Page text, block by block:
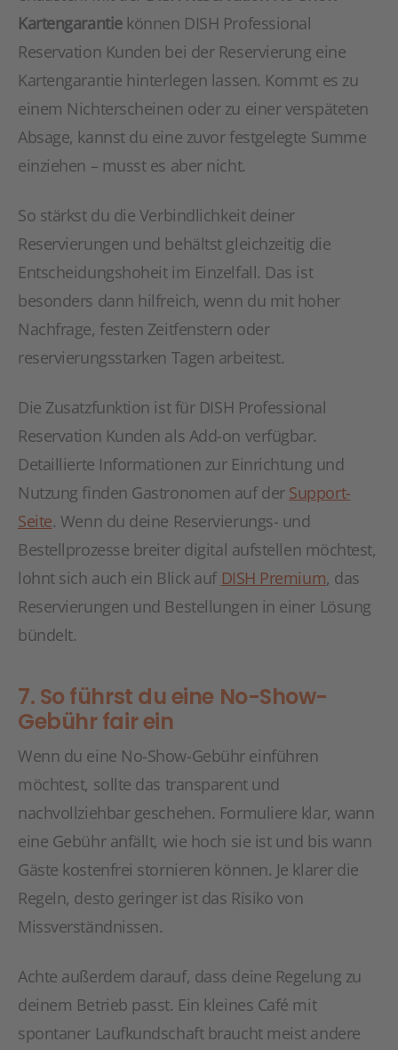
Kartengarantiekönnen DISH Professional
Reservation Kunden bei der Reservierung eine
Kartengarantie hinterlegen lassen. Kommt es zu
einem Nichterscheinen oder zu einer verspäteten
Absage, kannst du eine zuvor festgelegte Summe
einziehen – musst es aber nicht.
So stärkst du die Verbindlichkeit deiner
Reservierungen und behältst gleichzeitig die
Entscheidungshoheit im Einzelfall. Das ist
besonders dann hilfreich, wenn du mit hoher
Nachfrage, festen Zeitfenstern oder
reservierungsstarken Tagen arbeitest.
Die Zusatzfunktion ist für DISH Professional
Reservation Kunden als Add-on verfügbar.
Detaillierte Informationen zur Einrichtung und
Nutzung finden Gastronomen auf der Support-
Seite. Wenn du deine Reservierungs- und
Bestellprozesse breiter digital aufstellen möchtest,
lohnt sich auch ein Blick auf DISH Premium, das
Reservierungen und Bestellungen in einer Lösung
bündelt.
7. So führst du eine No-Show-
Gebühr fair ein
Wenn du eine No-Show-Gebühr einführen
möchtest, sollte das transparent und
nachvollziehbar geschehen. Formuliere klar, wann
eine Gebühr anfällt, wie hoch sie ist und bis wann
Gäste kostenfrei stornieren können. Je klarer die
Regeln, desto geringer ist das Risiko von
Missverständnissen.
Achte außerdem darauf, dass deine Regelung zu
deinem Betrieb passt. Ein kleines Café mit
spontaner Laufkundschaft braucht meist andere